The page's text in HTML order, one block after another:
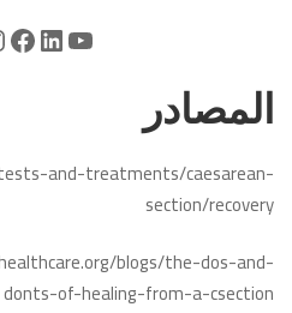
المصادر
and-treatments/caesarean-
section/recovery
blogs/the-dos-and-
donts-of-healing-from-a-csection